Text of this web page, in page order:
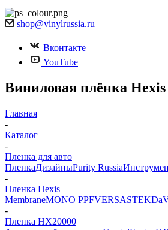
shop@vinylrussia.ru
Вконтакте
YouTube
Виниловая плёнка
Главная
-
Каталог
-
Пленка для авто
ПленкаДизайныPurity Russia
-
Пленка Hexis
MembraneMONO PPFVERSASTEK
-
Пленка HX20000